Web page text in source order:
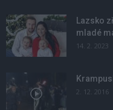
Lazsko
mladé
14. 2. 2023
2. 12. 2016